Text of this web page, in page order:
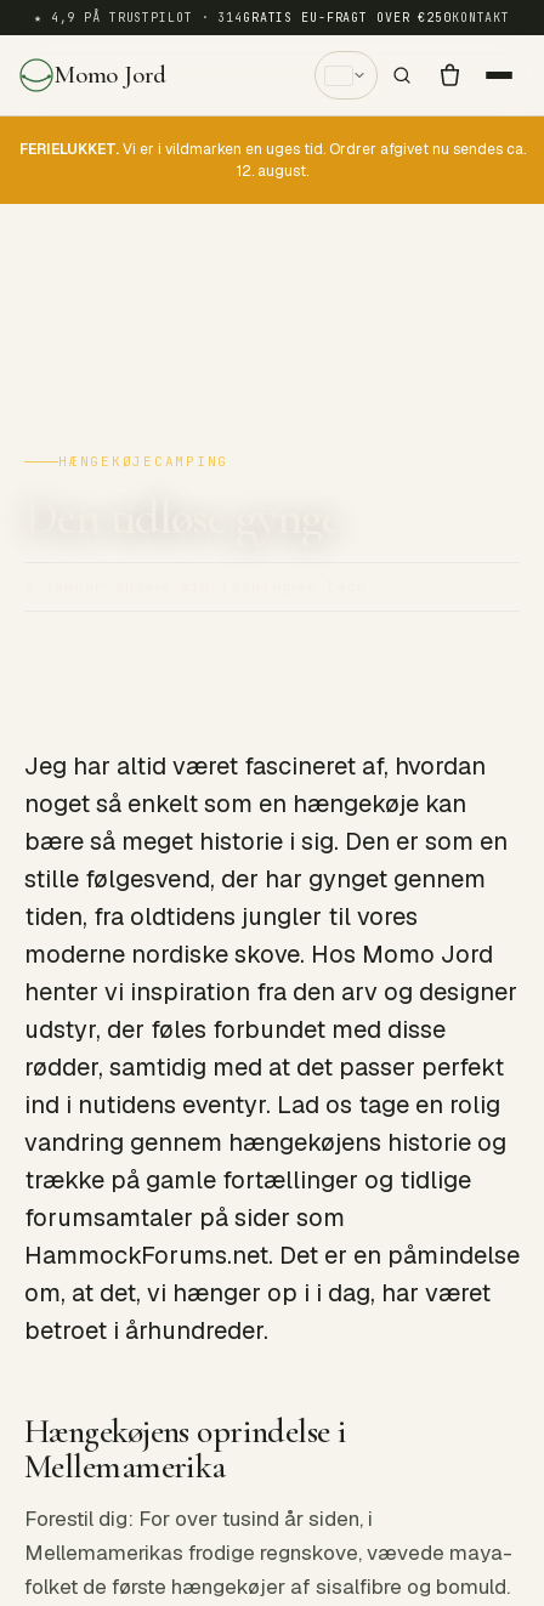
★ 4,9 PÅ TRUSTPILOT · 314 GRATIS EU-FRAGT OVER €250KONTAKT
Momo Jord
FERIELUKKET.Vi er i vildmarken en uges tid. Ordrer afgivet nu sendes ca.
12. august.
HÆNGEKØJECAMPING
Jeg har altid været fascineret af, hvordan
noget så enkelt som en hængekøje kan
bære så meget historie i sig. Den er som en
stille følgesvend, der har gynget gennem
tiden, fra oldtidens jungler til vores
moderne nordiske skove. Hos Momo Jord
henter vi inspiration fra den arv og designer
udstyr, der føles forbundet med disse
rødder, samtidig med at det passer perfekt
ind i nutidens eventyr. Lad os tage en rolig
vandring gennem hængekøjens historie og
trække på gamle fortællinger og tidlige
forumsamtaler på sider som
HammockForums.net. Det er en påmindelse
om, at det, vi hænger op i i dag, har været
betroet i århundreder.
Hængekøjens oprindelse i
Mellemamerika
Forestil dig: For over tusind år siden, i
Mellemamerikas frodige regnskove, vævede maya-
folket de første hængekøjer af sisalfibre og bomuld.